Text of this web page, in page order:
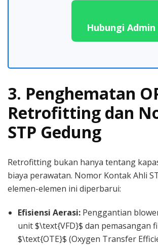
Hubungi
3. Penghematan
Retrofitting dan
STP Gedung
Retrofitting bukan hanya tentang
biaya perawatan. Nomor Kontak Ahli
elemen-elemen ini diperbarui:
Efisiensi Aerasi: Penggantian
unit $\text{VFD}$ dan pemasangan
$\text{OTE}$ (Oxygen Transfer